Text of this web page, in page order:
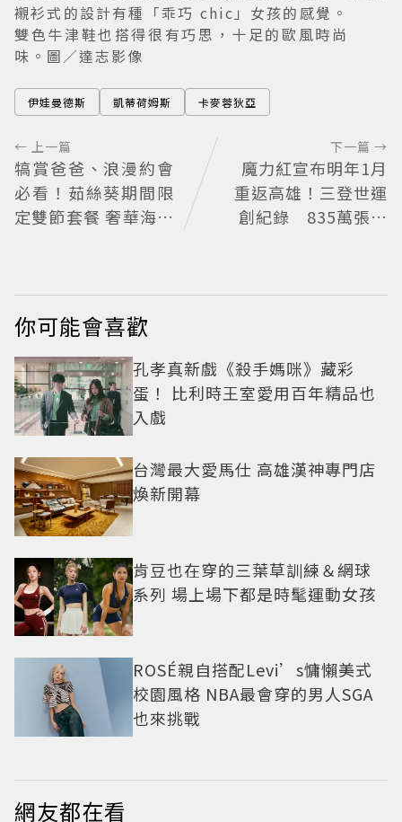
襯衫式的設計有種「乖巧 chic」女孩的感覺。
雙色牛津鞋也搭得很有巧思，十足的歐風時尚
味。圖／達志影像
伊娃曼德斯 凱蒂荷姆斯 卡麥蓉狄亞
← 上一篇
犒賞爸爸、浪漫約會
必看！茹絲葵期間限
定雙節套餐 奢華海陸
下一篇 →
魔力紅宣布明年1月
重返高雄！三登世運
創紀錄 835萬張巡
你可能會喜歡
孔孝真新戲《殺手媽咪》藏彩
蛋！ 比利時王室愛用百年精品也
入戲
台灣最大愛馬仕 高雄漢神專門店
煥新開幕
肯豆也在穿的三葉草訓練＆網球
系列 場上場下都是時髦運動女孩
ROSÉ親自搭配Levi’s慵懶美式
校園風格 NBA最會穿的男人SGA
也來挑戰
網友都在看